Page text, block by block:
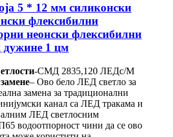
5 * 12 мм силиконски
флексибилни
неонски флексибилни
дужине 1 цм
-СМД 2835,120 ЛЕДс/М
– Ово бело ЛЕД светло за
замена за традиционални
канал са ЛЕД тракама и
ЛЕД светлосним
водоотпорност чини да се ово